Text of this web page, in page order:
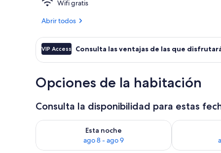
Wifi gratis
Abrir todos
VIP Access Consulta las ventajas de las que
Opciones de la habitación
Consulta la disponibilidad para estas
Esta noche
ago 8 - ago 9
Consulta la disponibilidad para esta noche, ago 8 -
Consulta la